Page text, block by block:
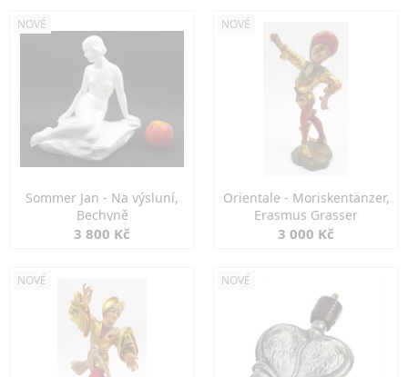
NOVÉ
Sommer Jan - Na výsluní,
Bechyně
3 800 Kč
NOVÉ
Orientale - Moriskentänzer,
Erasmus Grasser
3 000 Kč
NOVÉ NOVÉ